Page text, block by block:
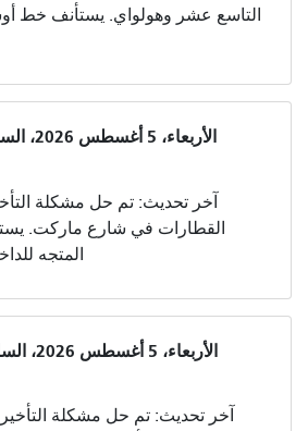
التاسع عشر وهولواي. يستأنف خط
الأربعاء، 5 أغسطس 2026، الساعة 2:57:15 مساءً
آخر تحديث: تم حل مشكلة
القطارات في شارع ماركت.
المتجه
الأربعاء، 5 أغسطس 2026، الساعة 1:41:44 مساءً
آخر تحديث: تم حل مشكلة